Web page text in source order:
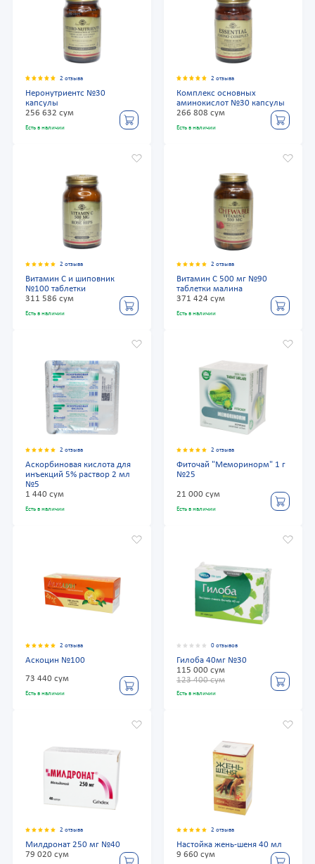
2 отзыва
Неронутриентс №30
капсулы
256 632 сум
Есть в наличии
2 отзыва
Комплекс основных
аминокислот №30 капсулы
266 808 сум
Есть в наличии
2 отзыва
Витамин С и шиповник
№100 таблетки
311 586 сум
Есть в наличии
2 отзыва
Витамин С 500 мг №90
таблетки малина
371 424 сум
Есть в наличии
2 отзыва
Аскорбиновая кислота для
инъекций 5% раствор 2 мл
№5
1 440 сум
Есть в наличии
2 отзыва
Фиточай "Меморинорм" 1 г
№25
21 000 сум
Есть в наличии
2 отзыва
Аскоцин №100
73 440 сум
Есть в наличии
0 отзывов
Гилоба 40мг №30
115 000 сум
123 400 сум
Есть в наличии
2 отзыва
Милдронат 250 мг №40
79 020 сум
2 отзыва
Настойка жень-шеня 40 мл
9 660 сум